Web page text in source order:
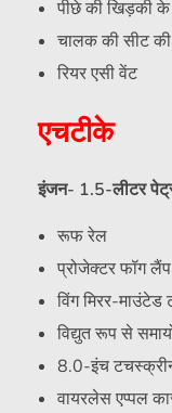
पीछे की खिड़की
चालक की सीट
रियर एसी वेंट
एचटीके
इंजन- 1.5-लीटर
रूफ रेल
प्रोजेक्टर फॉग लैंप
विंग मिरर-माउंटेड
विद्युत रूप से
8.0-इंच
वायरलेस एप्पल